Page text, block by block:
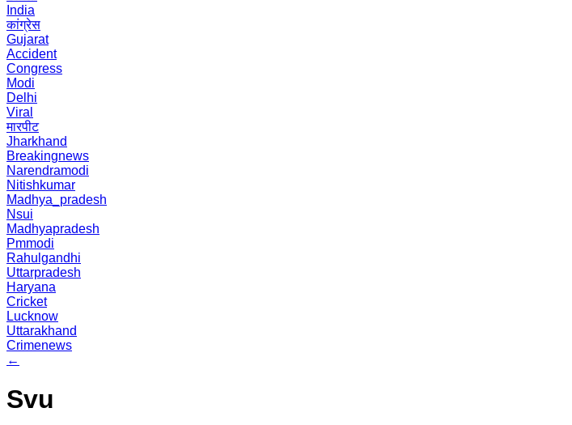
India
कांग्रेस
Gujarat
Accident
Congress
Modi
Delhi
Viral
मारपीट
Jharkhand
Breakingnews
Narendramodi
Nitishkumar
Madhya_pradesh
Nsui
Madhyapradesh
Pmmodi
Rahulgandhi
Uttarpradesh
Haryana
Cricket
Lucknow
Uttarakhand
Crimenews
←
Svu